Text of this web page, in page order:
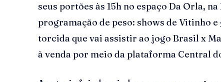
seus portões às 15h no espaço Da Orla,
programação de peso: shows de Vitinho
torcida que vai assistir ao jogo Brasil x
à venda por meio da plataforma Central